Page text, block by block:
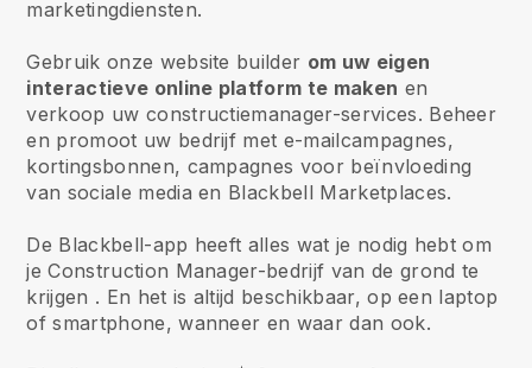
marketingdiensten.
Gebruik onze website builder om uw eigen
interactieve online platform te maken en
verkoop uw constructiemanager-services. Beheer
en promoot uw bedrijf met e-mailcampagnes,
kortingsbonnen, campagnes voor beïnvloeding
van sociale media en Blackbell Marketplaces.
De Blackbell-app heeft alles wat je nodig hebt om
je Construction Manager-bedrijf van de grond te
krijgen . En het is altijd beschikbaar, op een laptop
of smartphone, wanneer en waar dan ook.